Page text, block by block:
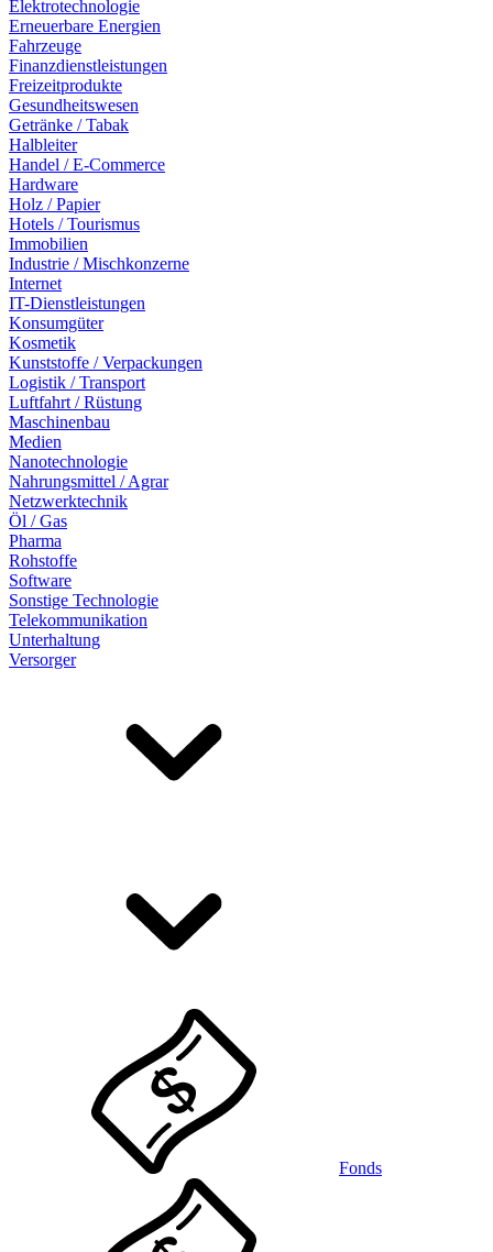
Elektrotechnologie
Erneuerbare Energien
Fahrzeuge
Finanzdienstleistungen
Freizeitprodukte
Gesundheitswesen
Getränke / Tabak
Halbleiter
Handel / E-Commerce
Hardware
Holz / Papier
Hotels / Tourismus
Immobilien
Industrie / Mischkonzerne
Internet
IT-Dienstleistungen
Konsumgüter
Kosmetik
Kunststoffe / Verpackungen
Logistik / Transport
Luftfahrt / Rüstung
Maschinenbau
Medien
Nanotechnologie
Nahrungsmittel / Agrar
Netzwerktechnik
Öl / Gas
Pharma
Rohstoffe
Software
Sonstige Technologie
Telekommunikation
Unterhaltung
Versorger
Fonds